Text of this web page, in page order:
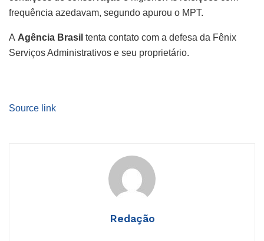
frequência azedavam, segundo apurou o MPT.
A Agência Brasil tenta contato com a defesa da Fênix
Serviços Administrativos e seu proprietário.
Source link
Redação